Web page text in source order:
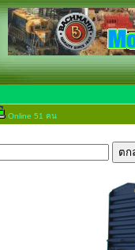
Online 51 คน